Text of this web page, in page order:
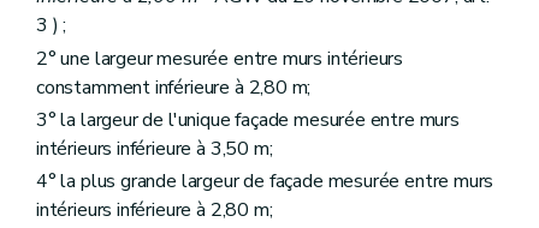
3 ) ;
2° une largeur mesurée entre murs intérieurs
constamment inférieure à 2,80 m;
3° la largeur de l'unique façade mesurée entre murs
intérieurs inférieure à 3,50 m;
4° la plus grande largeur de façade mesurée entre murs
intérieurs inférieure à 2,80 m;